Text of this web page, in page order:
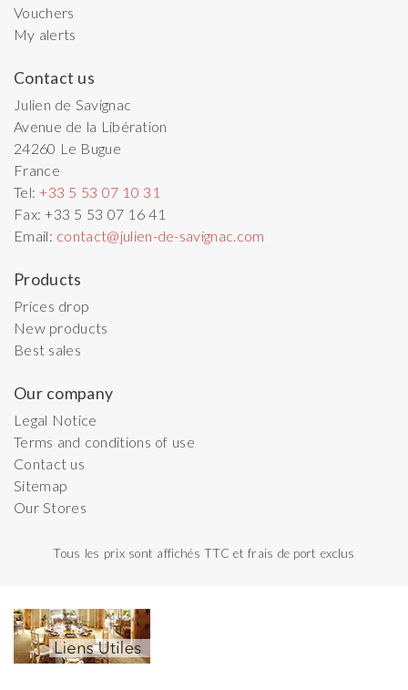
Vouchers
My alerts
Contact us
Julien de Savignac
Avenue de la Libération
24260 Le Bugue
France
Tel:+33 5 53 07 10 31
Fax:+33 5 53 07 16 41
Email: contact@julien-de-savignac.com
Products
Prices drop
New products
Best sales
Our company
Legal Notice
Terms and conditions of use
Contact us
Sitemap
Our Stores
Tous les prix sont affichés TTC et frais de port exclus